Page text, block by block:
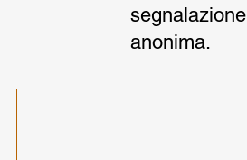
segnalazione
anonima.